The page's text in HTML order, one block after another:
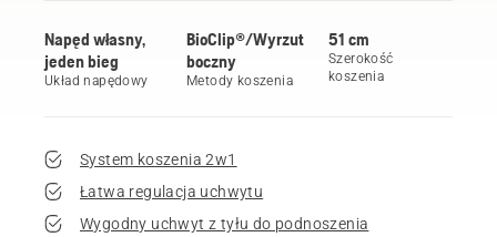
Napęd własny,
jeden bieg
Układ napędowy
BioClip®/Wyrzut
boczny
Metody koszenia
51 cm
Szerokość
koszenia
System koszenia 2w1
Łatwa regulacja uchwytu
Wygodny uchwyt z tyłu do podnoszenia